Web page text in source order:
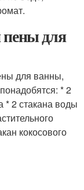
пены для
для ванны,
* 2
* 2 стакана воды
кокосового